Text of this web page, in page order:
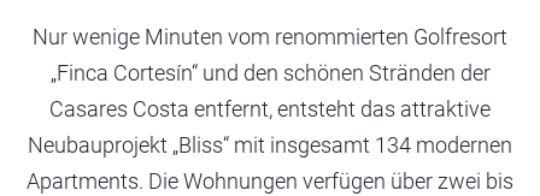
Nur wenige Minuten vom renommierten Golfresort
„Finca Cortesín“ und den schönen Stränden der
Casares Costa entfernt, entsteht das attraktive
Neubauprojekt „Bliss“ mit insgesamt 134 modernen
Apartments. Die Wohnungen verfügen über zwei bis